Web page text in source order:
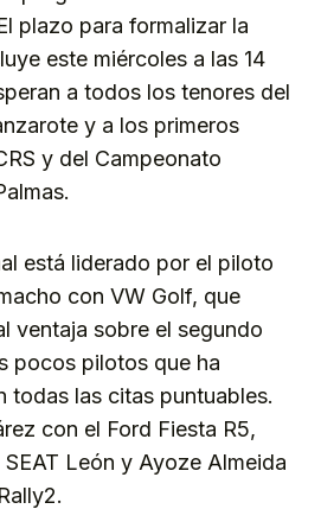
plazo para formalizar la
este miércoles a las 14
a todos los tenores del
y a los primeros
y del Campeonato
está liderado por el piloto
con VW Golf, que
ventaja sobre el segundo
pocos pilotos que ha
todas las citas puntuables.
con el Ford Fiesta R5,
León y Ayoze Almeida